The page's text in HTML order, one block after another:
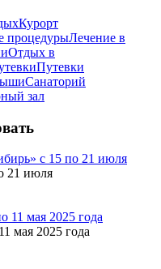
Курорт
процедурыЛечение в
Отдых в
Путевки
Санаторий
зал
21 июля
мая 2025 года